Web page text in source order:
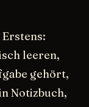
leeren,
gehört,
Notizbuch,